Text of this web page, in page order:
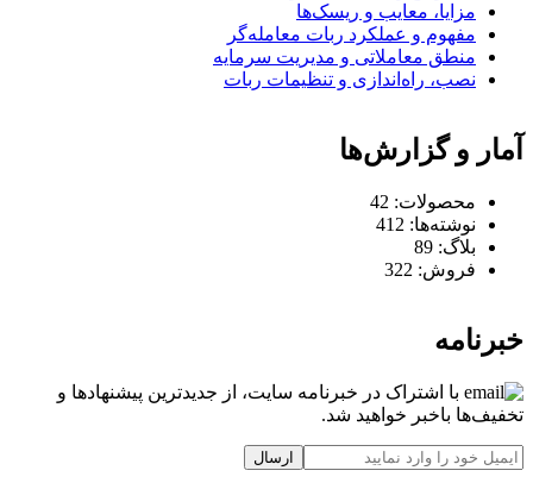
مزایا، معایب و ریسک‌ها
مفهوم و عملکرد ربات معامله‌گر
منطق معاملاتی و مدیریت سرمایه
نصب، راه‌اندازی و تنظیمات ربات
آمار و گزارش‌ها
محصولات: 42
نوشته‌ها: 412
بلاگ: 89
فروش: 322
خبرنامه
با اشتراک در خبرنامه سایت، از جدیدترین پیشنهادها و
تخفیف‌ها باخبر خواهید شد.
ارسال